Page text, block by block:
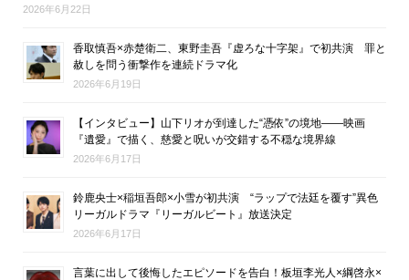
2026年6月22日
香取慎吾×赤楚衛二、東野圭吾『虚ろな十字架』で初共演 罪と
赦しを問う衝撃作を連続ドラマ化
2026年6月19日
【インタビュー】山下リオが到達した“憑依”の境地――映画
『遺愛』で描く、慈愛と呪いが交錯する不穏な境界線
2026年6月17日
鈴鹿央士×稲垣吾郎×小雪が初共演 “ラップで法廷を覆す”異色
リーガルドラマ『リーガルビート』放送決定
2026年6月17日
言葉に出して後悔したエピソードを告白！板垣李光人×綱啓永×